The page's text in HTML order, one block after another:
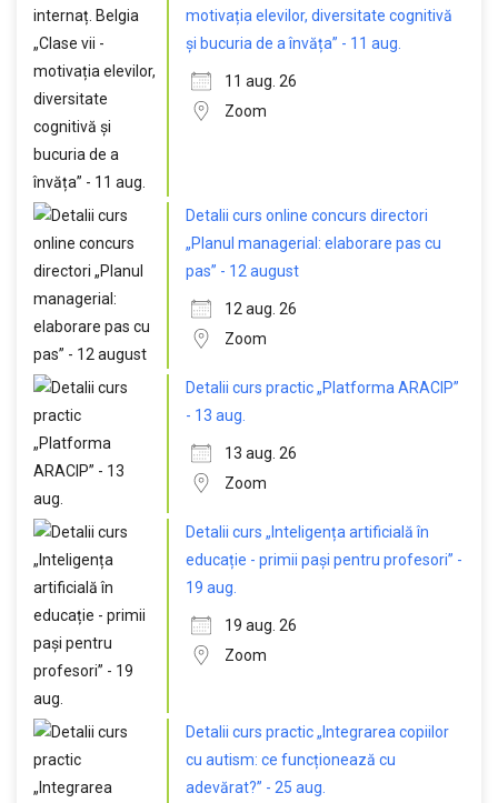
motivația elevilor, diversitate cognitivă
și bucuria de a învăța” - 11 aug.
11 aug. 26
Zoom
Detalii curs online concurs directori
„Planul managerial: elaborare pas cu
pas” - 12 august
12 aug. 26
Zoom
Detalii curs practic „Platforma ARACIP”
- 13 aug.
13 aug. 26
Zoom
Detalii curs „Inteligența artificială în
educație - primii pași pentru profesori” -
19 aug.
19 aug. 26
Zoom
Detalii curs practic „Integrarea copiilor
cu autism: ce funcționează cu
adevărat?” - 25 aug.